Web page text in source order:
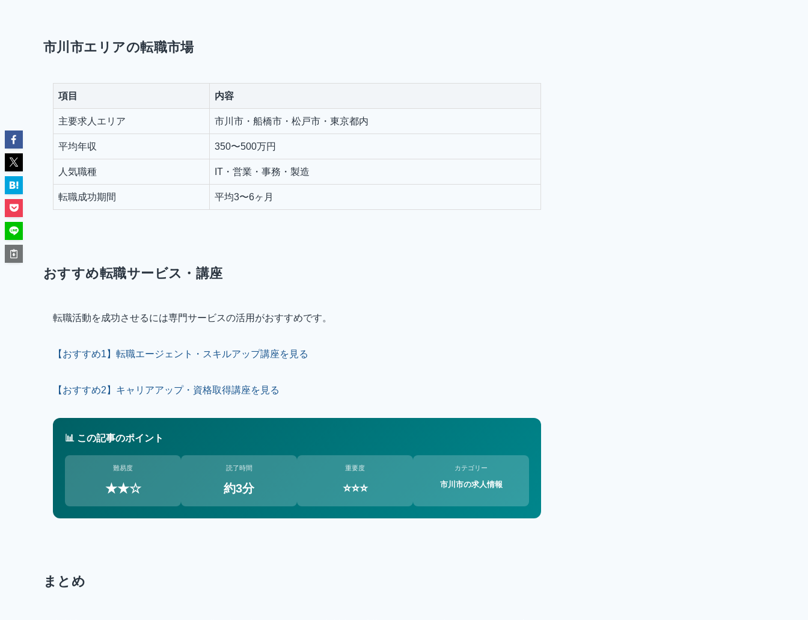
市川市エリアの転職市場
項目 内容
主要求人エリア 市川市・船橋市・松戸市・東京都内
平均年収 350〜500万円
人気職種 IT・営業・事務・製造
転職成功期間 平均3〜6ヶ月
おすすめ転職サービス・講座
転職活動を成功させるには専門サービスの活用がおすすめです。
【おすすめ1】転職エージェント・スキルアップ講座を見る
【おすすめ2】キャリアアップ・資格取得講座を見る
📊 この記事のポイント
難易度
★★☆
読了時間
約3分
重要度
⭐⭐⭐
カテゴリー
市川市の求人情報
まとめ